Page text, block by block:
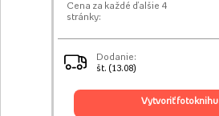
Cena za každé ďalšie 4
stránky:
Dodanie:
št. (13.08)
vytvoriť fotoknihu